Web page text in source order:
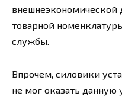
внешнеэкономической
товарной
службы.
Впрочем, силовики
не мог оказать данную